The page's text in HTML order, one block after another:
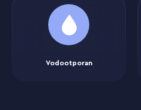
Vodootporan